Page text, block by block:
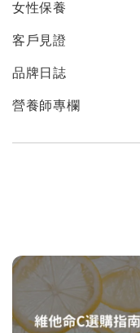
女性保養
客戶見證
品牌日誌
營養師專欄